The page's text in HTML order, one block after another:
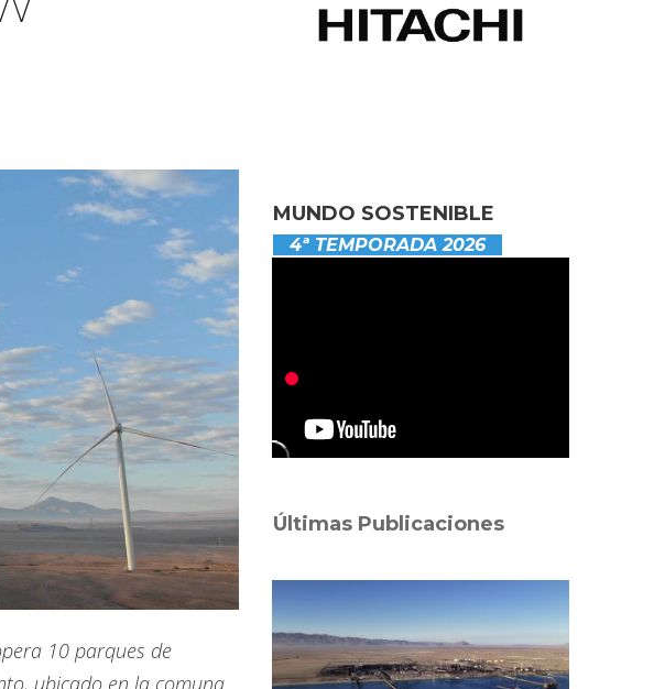
10 parques de
ubicado en la comuna
MUNDO SOSTENIBLE
4ª TEMPORADA 2026
Últimas Publicaciones